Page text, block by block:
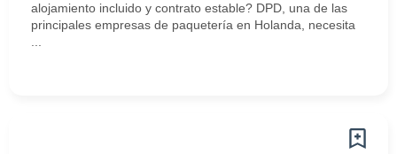
alojamiento incluido y contrato estable? DPD, una de las
principales empresas de paquetería en Holanda, necesita